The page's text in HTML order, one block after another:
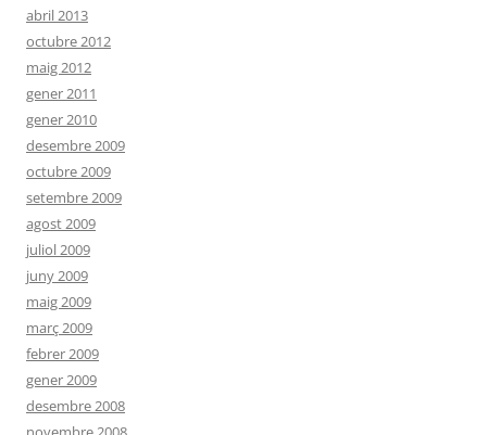
abril 2013
octubre 2012
maig 2012
gener 2011
gener 2010
desembre 2009
octubre 2009
setembre 2009
agost 2009
juliol 2009
juny 2009
maig 2009
març 2009
febrer 2009
gener 2009
desembre 2008